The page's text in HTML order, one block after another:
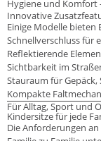
Hygiene und Komfort
Innovative
Einige Modelle bieten
Schnellverschluss für
Reflektierende
Sichtbarkeit im
Stauraum für Gepäck,
Kompakte
Für Alltag, Sport und
Kindersitze für jede
Die Anforderungen